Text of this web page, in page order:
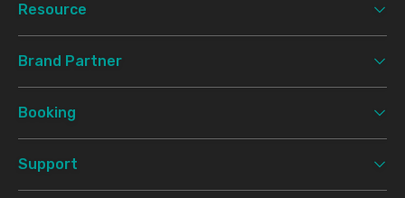
Resource
Brand Partner
Booking
Support